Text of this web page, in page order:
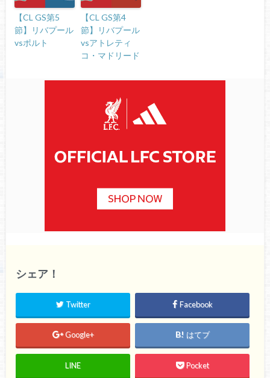
【CL GS第5
節】リバプール
vsポルト
【CL GS第4
節】リバプール
vsアトレティ
コ・マドリード
シェア！
Twitter Facebook
Google+ はてブ
LINE Pocket